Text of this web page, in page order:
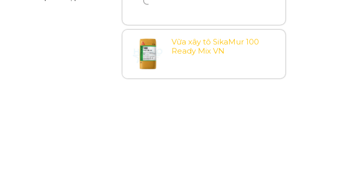
Vữa xây tô SikaMur 100
Ready Mix VN